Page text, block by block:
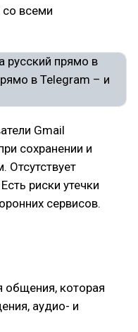
со всеми
Gmail
сохранении и
Отсутствует
риски утечки
сервисов.
общения, которая
аудио- и